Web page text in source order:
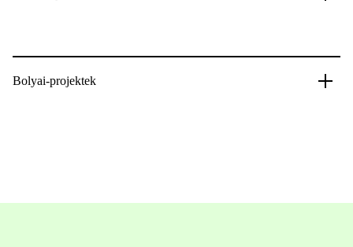
Bolyai-projektek